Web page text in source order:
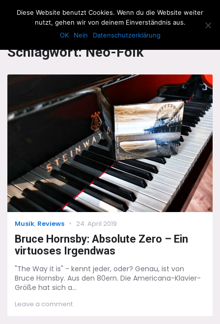
The Howling Men
Schlagwort:Neo-Folk
Categories
Musik, Reviews
Posted
24. April 2019
Bruce Hornsby: Absolute Zero – Ein
virtuoses Irgendwas
"The Way it is" - kennt jeder, oder? Genau, ist von
Bruce Hornsby. Aus den 80ern. Die Americana-Klavier-
Größe hat sich a...
Leave a commenton
Diese Website benutzt Cookies. Wenn du die Website weiter
nutzt, gehen wir von deinem Einverständnis aus.
OK
Nein Datenschutzerklärung